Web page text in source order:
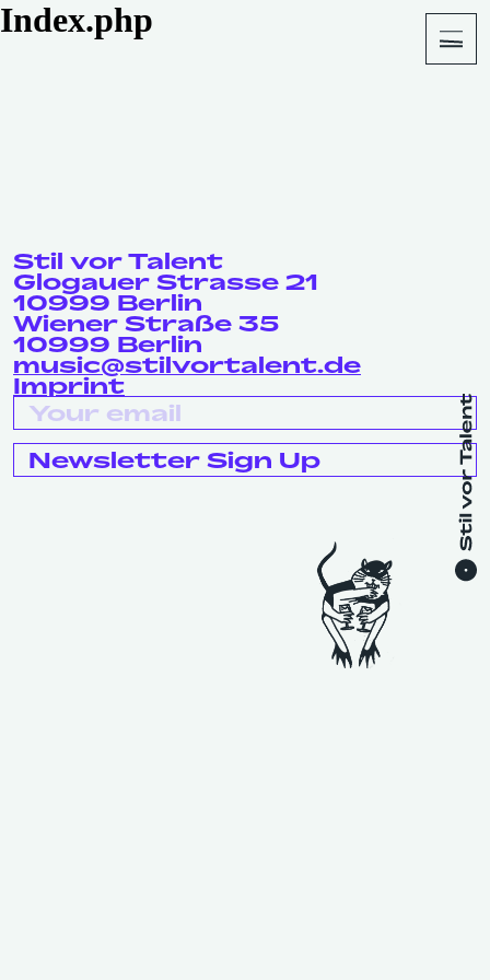
About
Index.php
Stil vor Talent
Glogauer Strasse 21
10999 Berlin
Wiener Straße 35
10999 Berlin
music@stilvortalent.de
Imprint